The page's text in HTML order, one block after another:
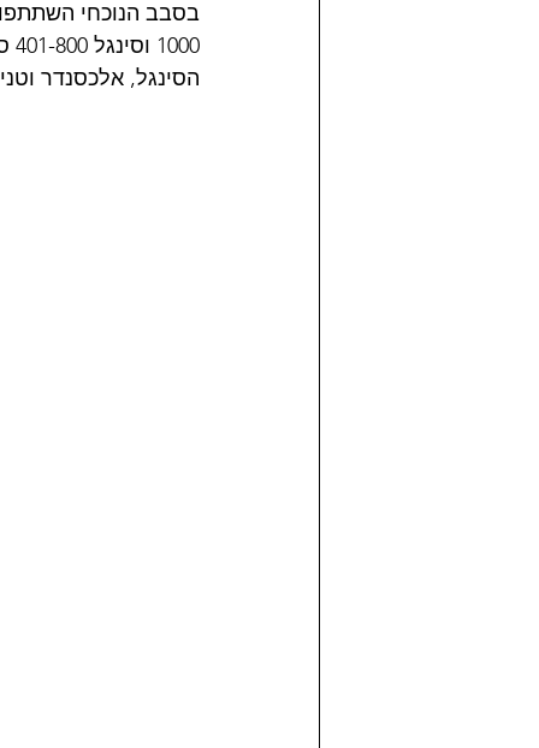
1000 וסינגל 401-800 סמ"ק),
הסינגל, אלכסנדר וטנין בטווין עד 999, טל אשכנזי במקצועי עד